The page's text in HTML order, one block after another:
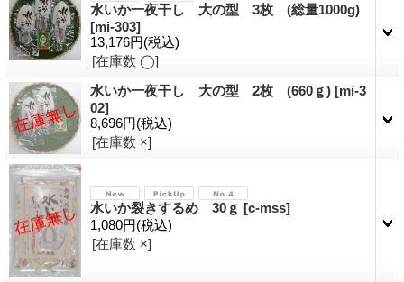
水いか一夜干し 大の型 3枚 (総量1000g)
[mi-303]
13,176円(税込)
[在庫数 ◯]
水いか一夜干し 大の型 2枚 (660ｇ) [mi-3
02]
8,696円(税込)
[在庫数 ×]
水いか裂きするめ 30ｇ [c-mss]
1,080円(税込)
[在庫数 ×]